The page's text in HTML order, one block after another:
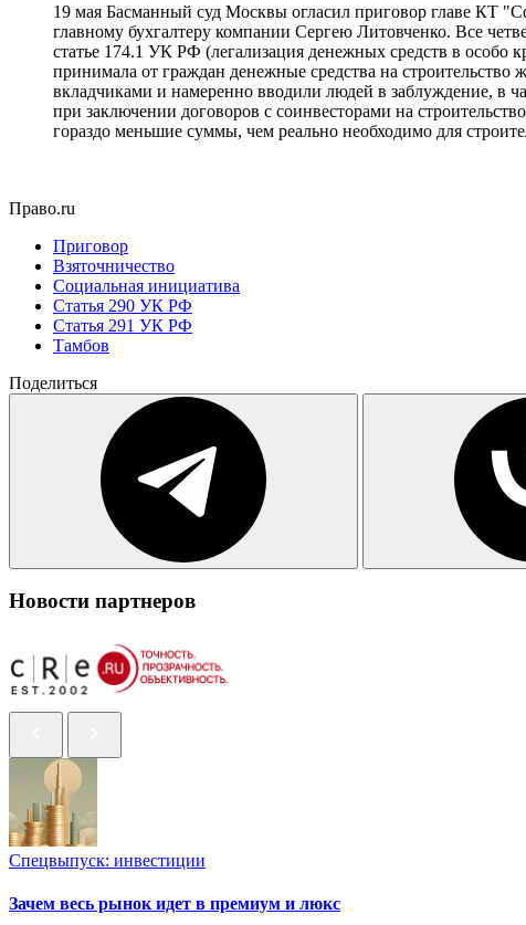
19 мая Басманный суд Москвы огласил приговор главе КТ
главному бухгалтеру компании Сергею Литовченко. Все
статье 174.1 УК РФ (легализация денежных средств в
принимала от граждан денежные средства на строительство
вкладчиками и намеренно вводили людей в заблуждение, в
при заключении договоров с соинвесторами на
гораздо меньшие суммы, чем реально необходимо для
Право.ru
Приговор
Взяточничество
Социальная инициатива
Статья 290 УК РФ
Статья 291 УК РФ
Тамбов
Поделиться
Новости партнеров
Спецвыпуск: инвестиции
Зачем весь рынок идет в премиум и люкс